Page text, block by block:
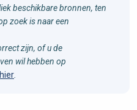
beschikbare bronnen, ten
zoek is naar een
zijn, of u de
wil hebben op
hier